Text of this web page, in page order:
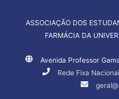
ASSOCIAÇÃO DOS
FARMÁCIA DA
Avenida Professor
Rede Fixa